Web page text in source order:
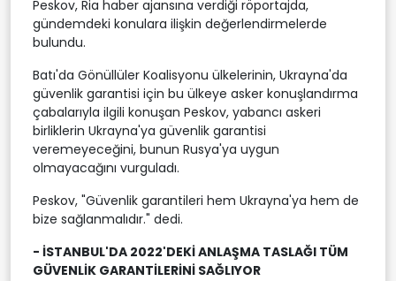
Peskov, Ria haber ajansına verdiği röportajda,
gündemdeki konulara ilişkin değerlendirmelerde
bulundu.
Batı'da Gönüllüler Koalisyonu ülkelerinin, Ukrayna'da
güvenlik garantisi için bu ülkeye asker konuşlandırma
çabalarıyla ilgili konuşan Peskov, yabancı askeri
birliklerin Ukrayna'ya güvenlik garantisi
veremeyeceğini, bunun Rusya'ya uygun
olmayacağını vurguladı.
Peskov, "Güvenlik garantileri hem Ukrayna'ya hem de
bize sağlanmalıdır." dedi.
- İSTANBUL'DA 2022'DEKİ ANLAŞMA TASLAĞI TÜM
GÜVENLİK GARANTİLERİNİ SAĞLIYOR